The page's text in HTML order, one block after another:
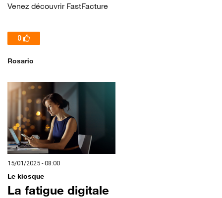
Venez découvrir FastFacture
0
Rosario
15/01/2025 - 08:00
Le kiosque
La fatigue digitale